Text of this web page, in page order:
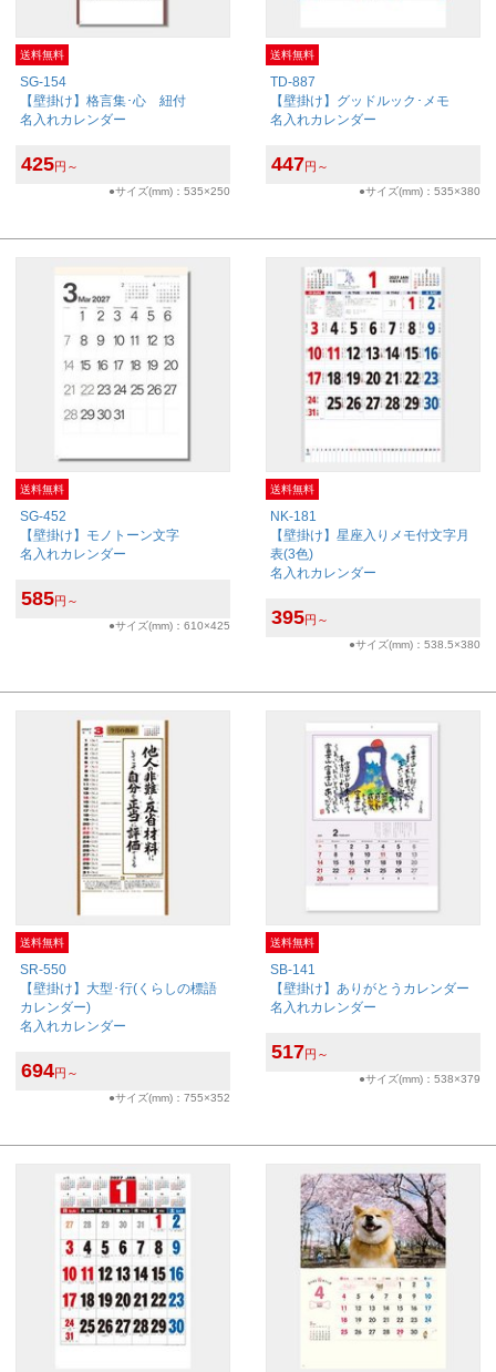
送料無料
SG-154
【壁掛け】格言集･心 紐付
名入れカレンダー
425円～
●サイズ(mm)：535×250
送料無料
TD-887
【壁掛け】グッドルック･メモ
名入れカレンダー
447円～
●サイズ(mm)：535×380
送料無料
SG-452
【壁掛け】モノトーン文字
名入れカレンダー
585円～
●サイズ(mm)：610×425
送料無料
NK-181
【壁掛け】星座入りメモ付文字月
表(3色)
名入れカレンダー
395円～
●サイズ(mm)：538.5×380
送料無料
SR-550
【壁掛け】大型･行(くらしの標語
カレンダー)
名入れカレンダー
694円～
●サイズ(mm)：755×352
送料無料
SB-141
【壁掛け】ありがとうカレンダー
名入れカレンダー
517円～
●サイズ(mm)：538×379